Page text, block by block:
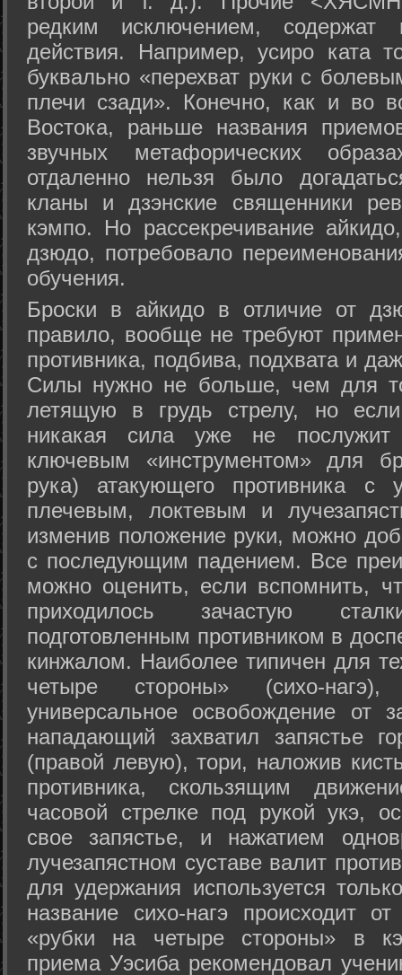
редким исключением, содержат
действия. Например, усиро ката
буквально «перехват руки с
плечи сзади». Конечно, как и во
Востока, раньше названия
звучных метафорических
отдаленно нельзя было
кланы и дзэнские священники
кэмпо. Но рассекречивание
дзюдо, потребовало
обучения.
Броски в айкидо в отличие от
правило, вообще не требуют
противника, подбива, подхвата и
Силы нужно не больше, чем для
летящую в грудь стрелу, но
никакая сила уже не
ключевым «инструментом» для
рука) атакующего противника с
плечевым, локтевым и
изменив положение руки, можно
с последующим падением. Все
можно оценить, если вспомнить,
приходилось зачастую
подготовленным противником в
кинжалом. Наиболее типичен для
четыре стороны» (сихо-
универсальное освобождение от
нападающий захватил запястье
(правой левую), тори, наложив
противника, скользящим
часовой стрелке под рукой укэ,
свое запястье, и нажатием
лучезапястном суставе валит
для удержания используется
название сихо-нагэ происходит
«рубки на четыре стороны» в
приема Уэсиба рекомендовал